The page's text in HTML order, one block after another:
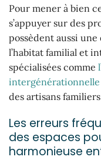
Pour mener à bien
s’appuyer sur des
possèdent aussi
l’habitat familial et
spécialisées comme
intergénérationnelle
des artisans
Les erreurs
des espaces
harmonieuse